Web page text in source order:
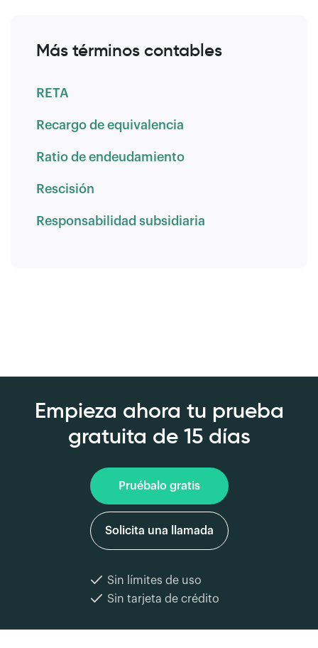
Más términos contables
RETA
Recargo de equivalencia
Ratio de endeudamiento
Rescisión
Responsabilidad subsidiaria
Empieza ahora tu prueba
gratuita de 15 días
Pruébalo gratis
Solicita una llamada
Sin límites de uso
Sin tarjeta de crédito